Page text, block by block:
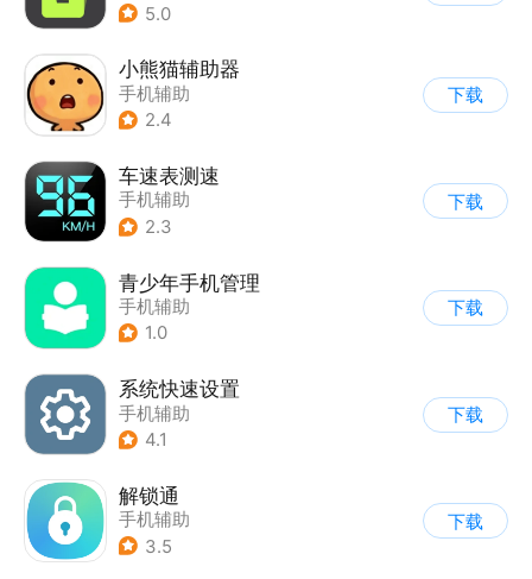
5.0
小熊猫辅助器
手机辅助
2.4
下载
车速表测速
手机辅助
2.3
下载
青少年手机管理
手机辅助
1.0
下载
系统快速设置
手机辅助
4.1
下载
解锁通
手机辅助
3.5
下载